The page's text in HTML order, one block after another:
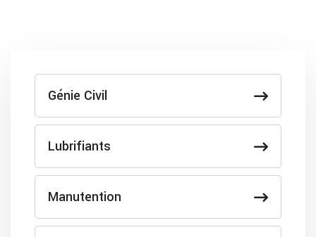
Génie Civil
Lubrifiants
Manutention